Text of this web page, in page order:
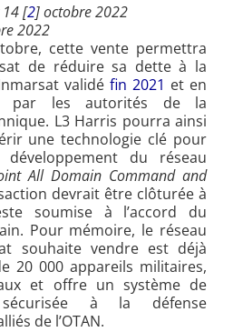
[2] octobre 2022
2022
cette vente permettra
de réduire sa dette à la
validé fin 2021 et en
par les autorités de la
L3 Harris pourra ainsi
une technologie clé pour
du réseau
All Domain Command and
devrait être clôturée à
soumise à l’accord du
Pour mémoire, le réseau
souhaite vendre est déjà
20 000 appareils militaires,
et offre un système de
sécurisée à la défense
de l’OTAN.